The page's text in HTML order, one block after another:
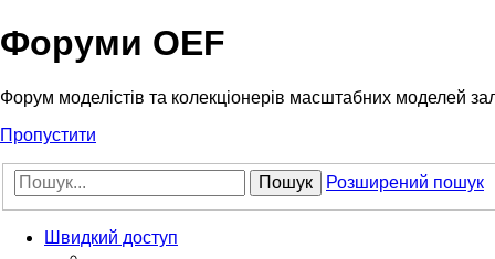
Форуми OEF
Форум моделістів та колекціонерів масштабних моделей
Пропустити
Пошук Розширений пошук
Швидкий доступ